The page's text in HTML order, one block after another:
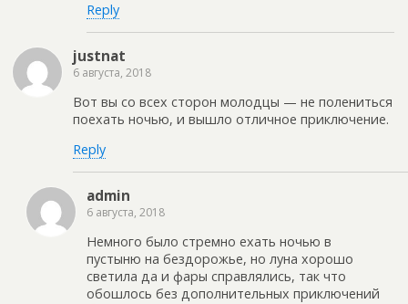
Reply
justnat
6 августа, 2018
Вот вы со всех сторон молодцы — не полениться
поехать ночью, и вышло отличное приключение.
Reply
admin
6 августа, 2018
Немного было стремно ехать ночью в
пустыню на бездорожье, но луна хорошо
светила да и фары справлялись, так что
обошлось без дополнительных приключений